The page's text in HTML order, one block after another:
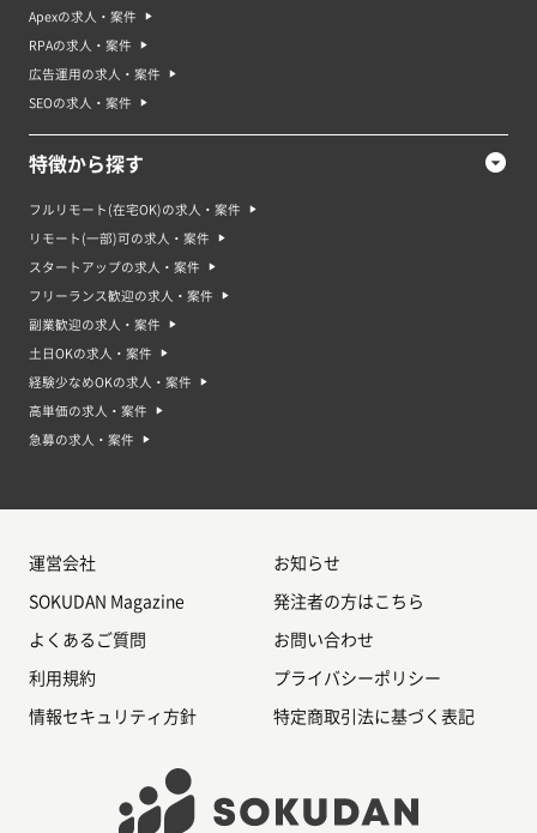
Apexの求人・案件
RPAの求人・案件
広告運用の求人・案件
SEOの求人・案件
特徴から探す
フルリモート(在宅OK)の求人・案件
リモート(一部)可の求人・案件
スタートアップの求人・案件
フリーランス歓迎の求人・案件
副業歓迎の求人・案件
土日OKの求人・案件
経験少なめOKの求人・案件
高単価の求人・案件
急募の求人・案件
運営会社 お知らせ
SOKUDAN Magazine 発注者の方はこちら
よくあるご質問 お問い合わせ
利用規約 プライバシーポリシー
情報セキュリティ方針 特定商取引法に基づく表記